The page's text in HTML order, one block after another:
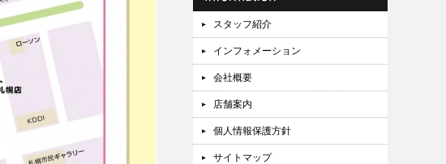
スタッフ紹介
インフォメーション
会社概要
店舗案内
個人情報保護方針
サイトマップ